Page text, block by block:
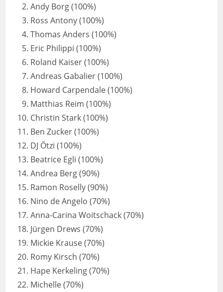
Andy Borg (100%)
Ross Antony (100%)
Thomas Anders (100%)
Eric Philippi (100%)
Roland Kaiser (100%)
Andreas Gabalier (100%)
Howard Carpendale (100%)
Matthias Reim (100%)
Christin Stark (100%)
Ben Zucker (100%)
DJ Ötzi (100%)
Beatrice Egli (100%)
Andrea Berg (90%)
Ramon Roselly (90%)
Nino de Angelo (70%)
Anna-Carina Woitschack (70%)
Jürgen Drews (70%)
Mickie Krause (70%)
Romy Kirsch (70%)
Hape Kerkeling (70%)
Michelle (70%)